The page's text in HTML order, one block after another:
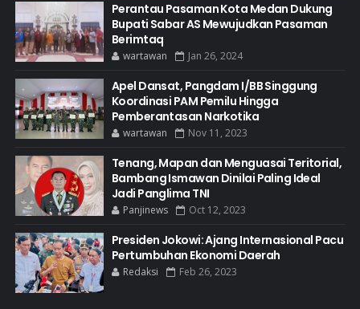
Perantau Pasaman Kota Medan Dukung
Bupati Sabar AS Mewujudkan Pasaman
Berimtaq
wartawan Jan 26, 2024
Apel Dansat, Pangdam I/BB Singgung
Koordinasi PAM Pemilu Hingga
Pemberantasan Narkotika
wartawan Nov 11, 2023
Tenang, Mapan dan Menguasai Teritorial,
Bambang Ismawan Dinilai Paling Ideal
Jadi Panglima TNI
Panjinews Oct 12, 2023
Presiden Jokowi: Ajang Internasional Pacu
Pertumbuhan Ekonomi Daerah
Redaksi Feb 26, 2023